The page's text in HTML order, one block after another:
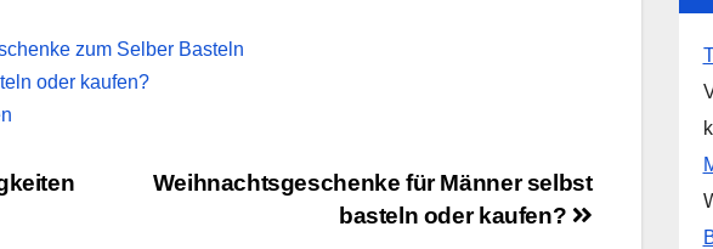
zum Selber Basteln
oder kaufen?
Weihnachtsgeschenke für Männer selbst
basteln oder kaufen?